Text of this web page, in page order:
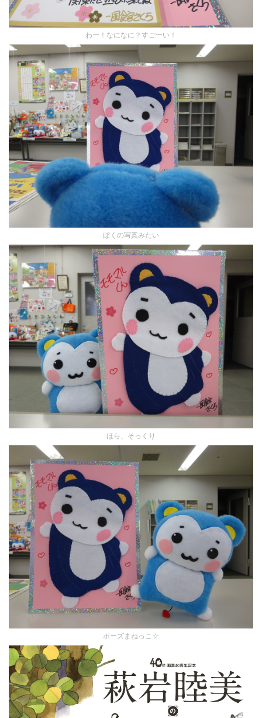
わー！なになに？すごーい！
ぼくの写真みたい
ほら、そっくり
ポーズまねっこ☆